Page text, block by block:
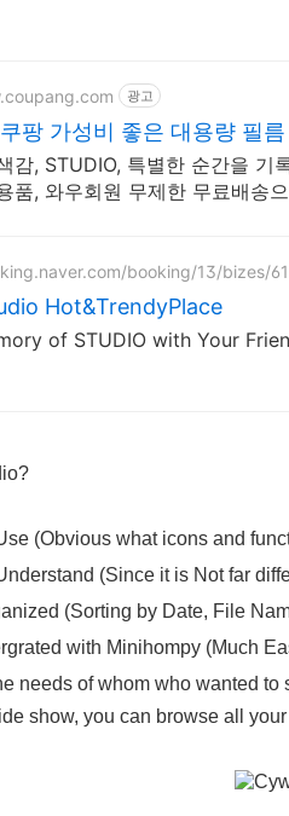
광고
팡 가성비 좋은 대용량 필름
감, STUDIO, 특별한 순간을 기
품, 와우회원 무제한 무료배송
booking/13/bizes/
Hot&TrendyPlace
of STUDIO with Your
(Obvious what icons and
(Since it is Not far
(Sorting by Date, File
with Minihompy (Much
needs of whom who wanted
show, you can browse all